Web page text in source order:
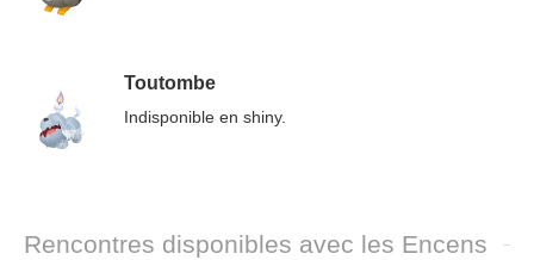
Toutombe
Indisponible en shiny.
Rencontres disponibles avec les Encens